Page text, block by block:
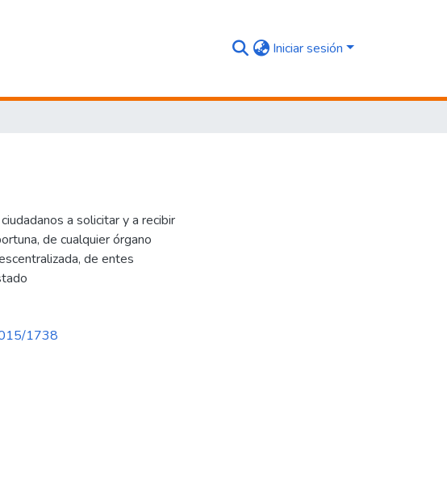
Iniciar sesión
a solicitar y a recibir
de cualquier órgano
de entes
1738